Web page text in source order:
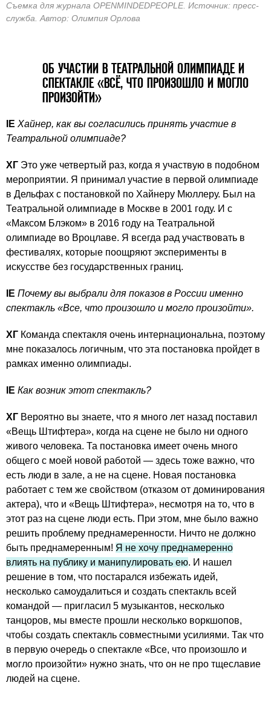
Съемка для журнала OPENMINDEDPEOPLE. Источник: пресс-
служба. Автор: Олимпия Орлова
ОБ УЧАСТИИ В ТЕАТРАЛЬНОЙ ОЛИМПИАДЕ И
СПЕКТАКЛЕ «ВСЁ, ЧТО ПРОИЗОШЛО И МОГЛО
ПРОИЗОЙТИ»
IE Хайнер, как вы согласились принять участие в
Театральной олимпиаде?
ХГ Это уже четвертый раз, когда я участвую в подобном
мероприятии. Я принимал участие в первой олимпиаде
в Дельфах с постановкой по Хайнеру Мюллеру. Был на
Театральной олимпиаде в Москве в 2001 году. И с
«Максом Блэком» в 2016 году на Театральной
олимпиаде во Вроцлаве. Я всегда рад участвовать в
фестивалях, которые поощряют эксперименты в
искусстве без государственных границ.
IE Почему вы выбрали для показов в России именно
спектакль «Все, что произошло и могло произойти».
ХГ Команда спектакля очень интернациональна, поэтому
мне показалось логичным, что эта постановка пройдет в
рамках именно олимпиады.
IE Как возник этот спектакль?
ХГ Вероятно вы знаете, что я много лет назад поставил
«Вещь Штифтера», когда на сцене не было ни одного
живого человека. Та постановка имеет очень много
общего с моей новой работой — здесь тоже важно, что
есть люди в зале, а не на сцене. Новая постановка
работает с тем же свойством (отказом от доминирования
актера), что и «Вещь Штифтера», несмотря на то, что в
этот раз на сцене люди есть. При этом, мне было важно
решить проблему преднамеренности. Ничто не должно
быть преднамеренным! Я не хочу преднамеренно
влиять на публику и манипулировать ею. И нашел
решение в том, что постарался избежать идей,
несколько самоудалиться и создать спектакль всей
командой — пригласил 5 музыкантов, несколько
танцоров, мы вместе прошли несколько воркшопов,
чтобы создать спектакль совместными усилиями. Так что
в первую очередь о спектакле «Все, что произошло и
могло произойти» нужно знать, что он не про тщеславие
людей на сцене.